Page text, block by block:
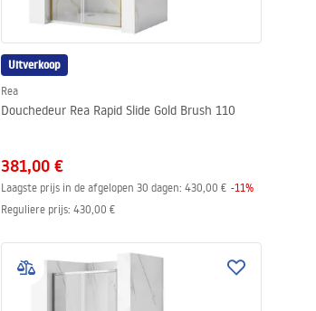
Uitverkoop
Rea
Douchedeur Rea Rapid Slide Gold Brush 110
381,00 €
Laagste prijs in de afgelopen 30 dagen: 430,00 € -11%
Reguliere prijs: 430,00 €